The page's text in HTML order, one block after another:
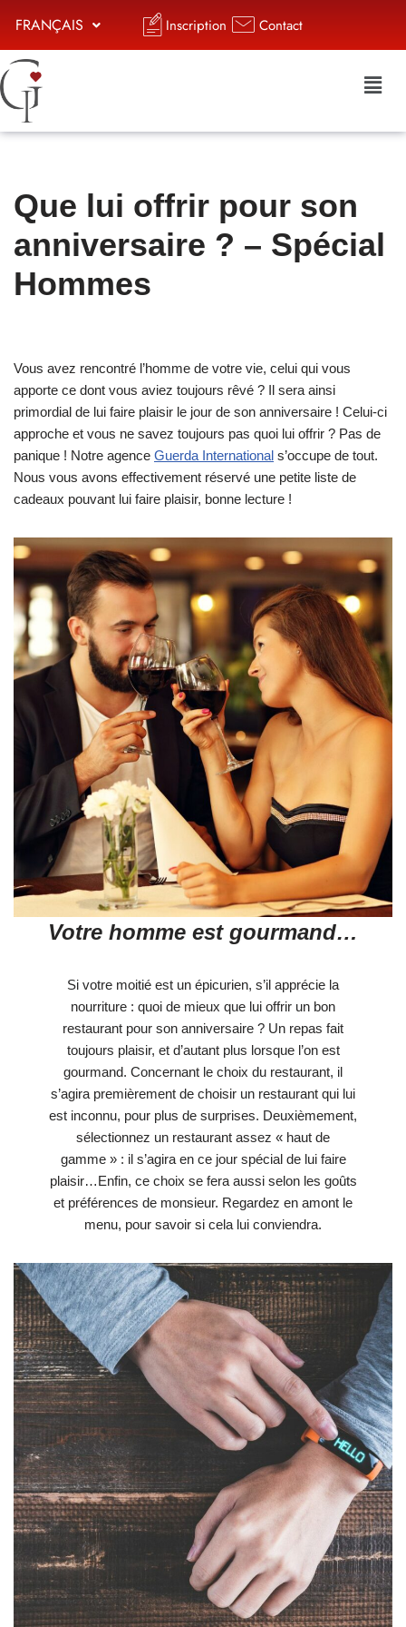
Aller
contenu
FRANÇAIS Inscription Contact
Que lui offrir pour son
anniversaire ? – Spécial
Hommes
Vous avez rencontré l’homme de votre vie, celui qui vous
apporte ce dont vous aviez toujours rêvé ? Il sera ainsi
primordial de lui faire plaisir le jour de son anniversaire ! Celui-ci
approche et vous ne savez toujours pas quoi lui offrir ? Pas de
panique ! Notre agence Guerda International s’occupe de tout.
Nous vous avons effectivement réservé une petite liste de
cadeaux pouvant lui faire plaisir, bonne lecture !
Votre homme est gourmand…
Si votre moitié est un épicurien, s’il apprécie la
nourriture : quoi de mieux que lui offrir un bon
restaurant pour son anniversaire ? Un repas fait
toujours plaisir, et d’autant plus lorsque l’on est
gourmand. Concernant le choix du restaurant, il
s’agira premièrement de choisir un restaurant qui lui
est inconnu, pour plus de surprises. Deuxièmement,
sélectionnez un restaurant assez « haut de
gamme » : il s’agira en ce jour spécial de lui faire
plaisir…Enfin, ce choix se fera aussi selon les goûts
et préférences de monsieur. Regardez en amont le
menu, pour savoir si cela lui conviendra.